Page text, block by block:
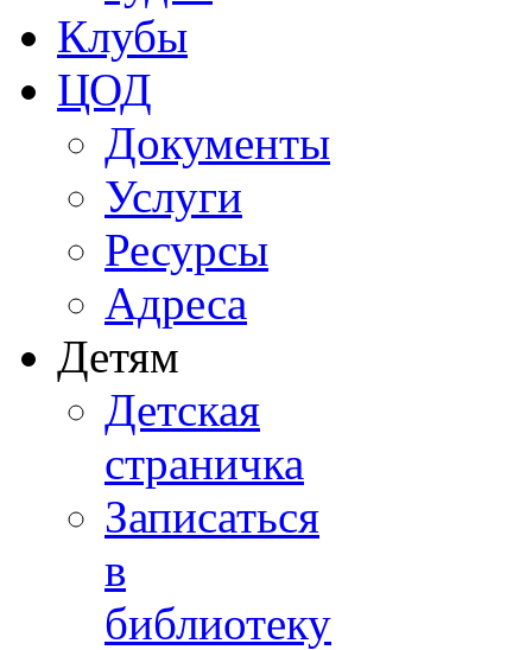
Клубы
ЦОД
Документы
Услуги
Ресурсы
Адреса
Детям
Детская
страничка
Записаться
в
библиотеку